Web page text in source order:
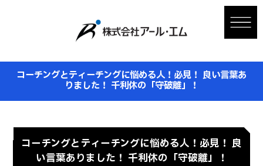
コーチングとティーチングに悩める人！必見！ 良い言葉あ
りました！ 千利休の「守破離」！
コーチングとティーチングに悩める人！必見！ 良
い言葉ありました！ 千利休の「守破離」！